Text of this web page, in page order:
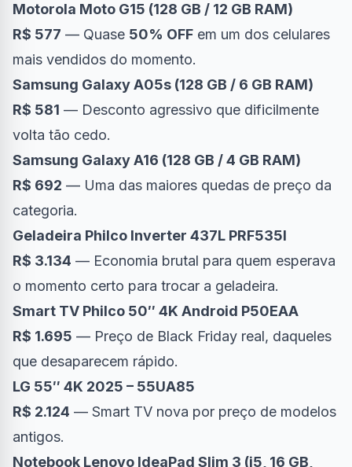
Motorola Moto G15 (128 GB / 12 GB RAM)
R$ 577 — Quase 50% OFF em um dos celulares
mais vendidos do momento.
Samsung Galaxy A05s (128 GB / 6 GB RAM)
R$ 581 — Desconto agressivo que dificilmente
volta tão cedo.
Samsung Galaxy A16 (128 GB / 4 GB RAM)
R$ 692 — Uma das maiores quedas de preço da
categoria.
Geladeira Philco Inverter 437L PRF535I
R$ 3.134 — Economia brutal para quem esperava
o momento certo para trocar a geladeira.
Smart TV Philco 50″ 4K Android P50EAA
R$ 1.695 — Preço de Black Friday real, daqueles
que desaparecem rápido.
LG 55″ 4K 2025 – 55UA85
R$ 2.124 — Smart TV nova por preço de modelos
antigos.
Notebook Lenovo IdeaPad Slim 3 (i5, 16 GB,